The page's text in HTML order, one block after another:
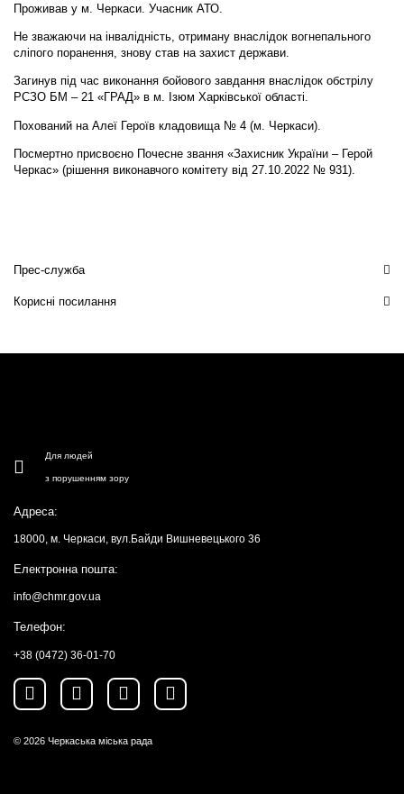
Проживав у м. Черкаси. Учасник АТО.
Не зважаючи на інвалідність, отриману внаслідок вогнепального
сліпого поранення, знову став на захист держави.
Загинув під час виконання бойового завдання внаслідок обстрілу
РСЗО БМ – 21 «ГРАД» в м. Ізюм Харківської області.
Похований на Алеї Героїв кладовища № 4 (м. Черкаси).
Посмертно присвоєно Почесне звання «Захисник України – Герой
Черкас» (рішення виконавчого комітету від 27.10.2022 № 931).
Прес-служба
Корисні посилання
Для людей
з порушенням зору
Адреса:
18000, м. Черкаси, вул.Байди Вишневецького 36
Електронна пошта:
info@chmr.gov.ua
Телефон:
+38 (0472) 36-01-70
© 2026 Черкаська міська рада